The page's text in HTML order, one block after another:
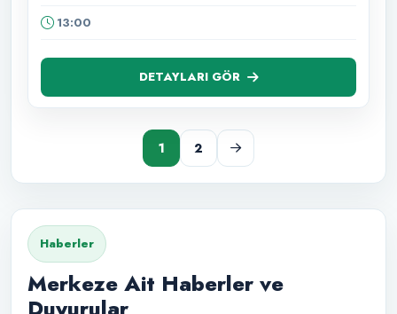
13:00
DETAYLARI GÖR
1 2
Haberler
Merkeze Ait Haberler ve